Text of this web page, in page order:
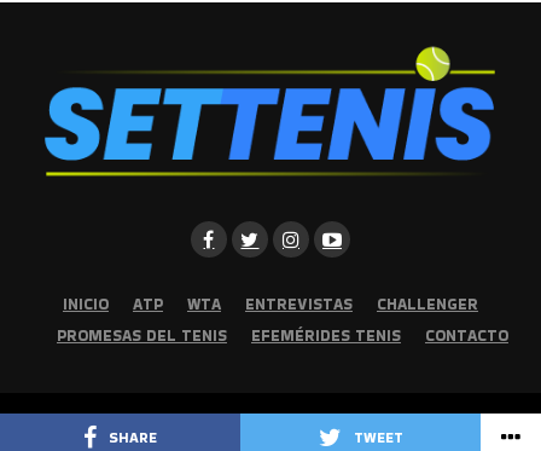
SHARE TWEET
INICIO ATP WTA ENTREVISTAS
CHALLENGER
PROMESAS DEL TENIS
EFEMÉRIDES TENIS CONTACTO
Copyright © 2026 | Set Tenis | Todos los derechos reservados